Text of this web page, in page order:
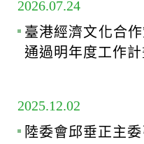
2026.07.24
臺港經濟文化合
通過明年度工作
2025.12.02
陸委會邱垂正主